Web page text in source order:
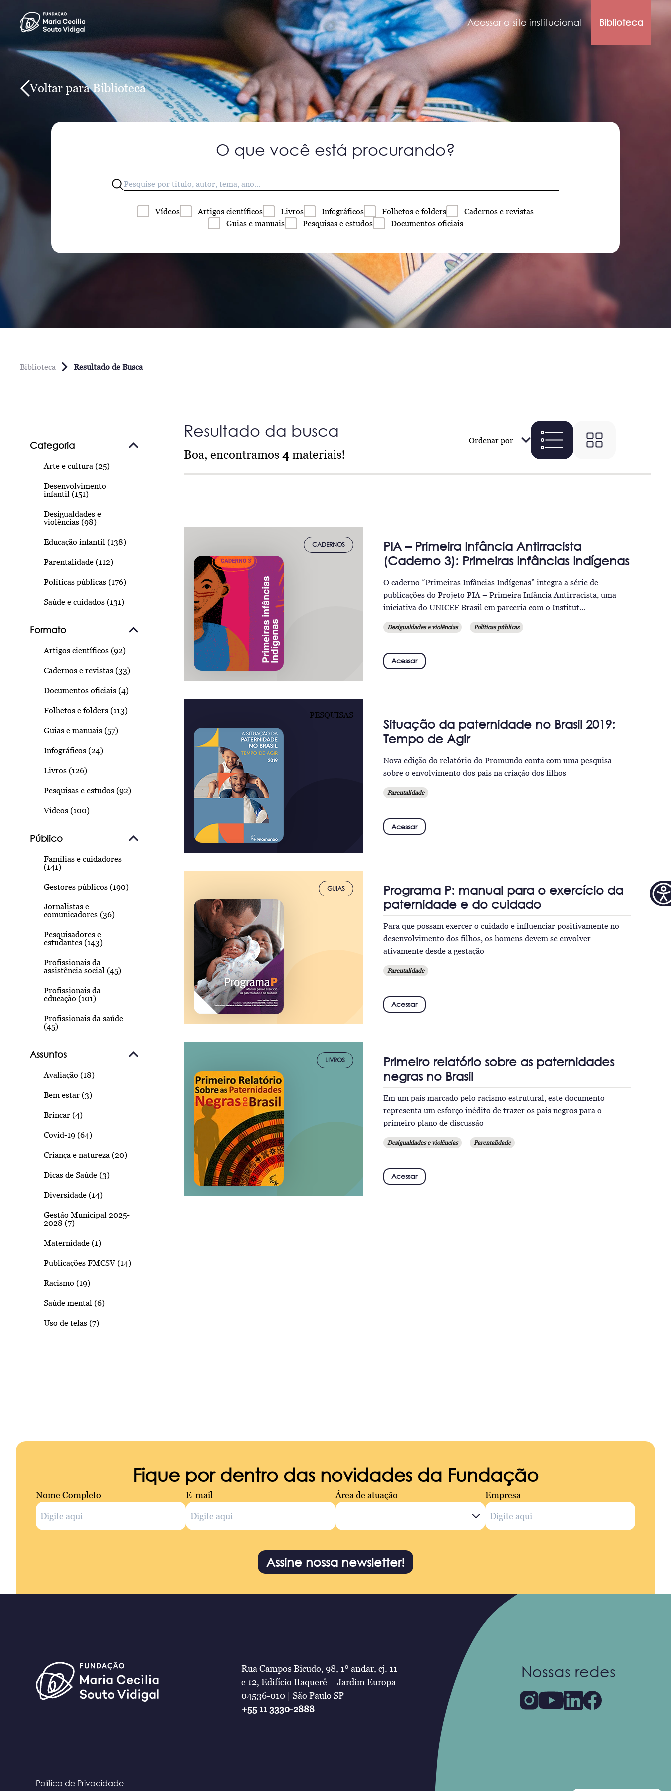
Acessar o site institucional Biblioteca
Voltar para Biblioteca
O que você está procurando?
Vídeos Artigos científicos Livros Infográficos Folhetos e folders Cadernos e revistas
Guias e manuais Pesquisas e estudos Documentos oficiais
Biblioteca Resultado de Busca
Categoria
Arte e cultura (25)
Desenvolvimento
infantil (151)
Desigualdades e
violências (98)
Educação infantil (138)
Parentalidade (112)
Políticas públicas (176)
Saúde e cuidados (131)
Formato
Artigos científicos (92)
Cadernos e revistas (33)
Documentos oficiais (4)
Folhetos e folders (113)
Guias e manuais (57)
Infográficos (24)
Livros (126)
Pesquisas e estudos (92)
Vídeos (100)
Público
Famílias e cuidadores
(141)
Gestores públicos (190)
Jornalistas e
comunicadores (36)
Pesquisadores e
estudantes (143)
Profissionais da
assistência social (45)
Profissionais da
educação (101)
Profissionais da saúde
(45)
Assuntos
Avaliação (18)
Bem estar (3)
Brincar (4)
Covid-19 (64)
Criança e natureza (20)
Dicas de Saúde (3)
Diversidade (14)
Gestão Municipal 2025-
2028 (7)
Maternidade (1)
Publicações FMCSV (14)
Racismo (19)
Saúde mental (6)
Uso de telas (7)
Resultado da busca
Boa, encontramos 4materiais!
Ordenar por
CADERNOS
PIA – Primeira Infância Antirracista
(Caderno 3): Primeiras Infâncias Indígenas
O caderno “Primeiras Infâncias Indígenas” integra a série de
publicações do Projeto PIA – Primeira Infância Antirracista, uma
iniciativa do UNICEF Brasil em parceria com o Institut…
Desigualdades e violências Políticas públicas
Acessar
PESQUISAS
Situação da paternidade no Brasil 2019:
Tempo de Agir
Nova edição do relatório do Promundo conta com uma pesquisa
sobre o envolvimento dos pais na criação dos filhos
Parentalidade
Acessar
GUIAS
Programa P: manual para o exercício da
paternidade e do cuidado
Para que possam exercer o cuidado e influenciar positivamente no
desenvolvimento dos filhos, os homens devem se envolver
ativamente desde a gestação
Parentalidade
Acessar
LIVROS
Primeiro relatório sobre as paternidades
negras no Brasil
Em um país marcado pelo racismo estrutural, este documento
representa um esforço inédito de trazer os pais negros para o
primeiro plano de discussão
Desigualdades e violências Parentalidade
Acessar
Fique por dentro das novidades da Fundação
Nome Completo E-mail Área de atuação Empresa
Assine nossa newsletter!
Rua Campos Bicudo, 98, 1º andar, cj. 11
e 12, Edifício Itaquerê – Jardim Europa
04536-010 | São Paulo SP
+55 11 3330-2888
Nossas redes
Política de Privacidade